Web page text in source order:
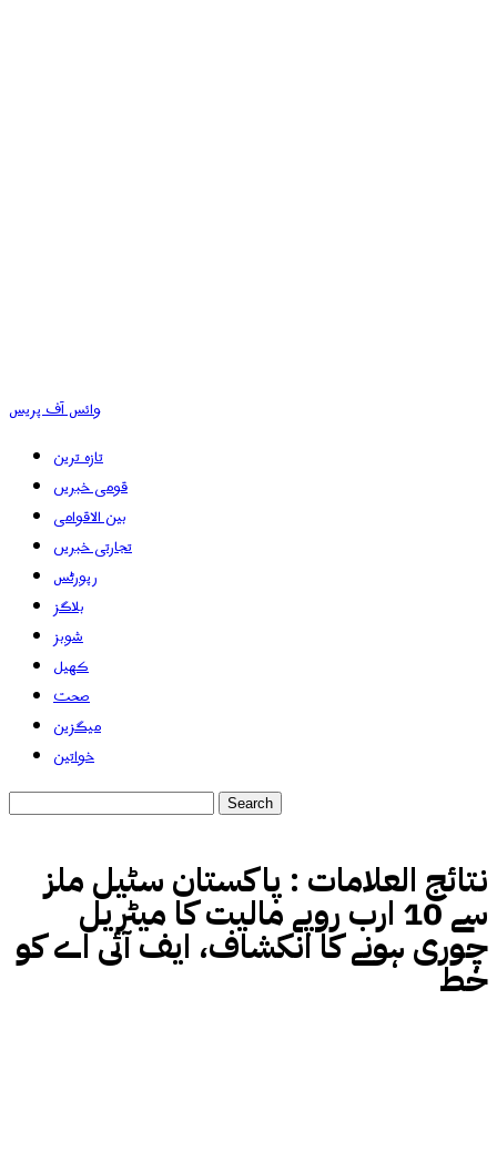
وائس آف پریس
تازہ ترین
قومی خبریں
بین الاقوامی
تجارتی خبریں
رپورٹس
بلاگز
شوبز
کھیل
صحت
میگزین
خواتین
نتائج العلامات : پاکستان سٹیل ملز
سے 10 ارب روپے مالیت کا میٹریل
چوری ہونے کا انکشاف، ایف آئی اے کو
خط